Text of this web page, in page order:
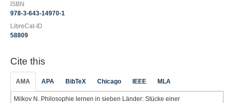
ISBN
978-3-643-14970-1
LibreCat-ID
58809
Cite this
AMA APA BibTeX Chicago IEEE MLA
Milkov N. Philosophie lernen in sieben Länder: Stücke einer